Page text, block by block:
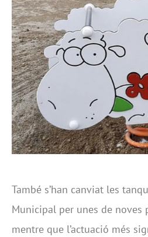
També s’han canviat les
Municipal per unes de noves
mentre que l’actuació més